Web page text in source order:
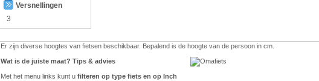
Versnellingen
3
Er zijn diverse hoogtes van fietsen beschikbaar. Bepalend is de hoogte van de persoon in cm.
Wat is de juiste maat? Tips & advies
Met het menu links kunt u filteren op type fiets en op Inch